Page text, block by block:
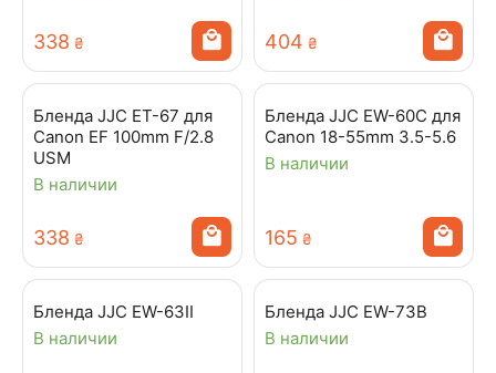
‍338‍ ₴ ‍404‍ ₴
Бленда JJC ET-67 для
Canon EF 100mm F/2.8
USM
В наличии
‍338‍ ₴
Бленда JJC EW-60C для
Canon 18-55mm 3.5-5.6
В наличии
‍165‍ ₴
Бленда JJC EW-63II
В наличии
Бленда JJC EW-73B
В наличии